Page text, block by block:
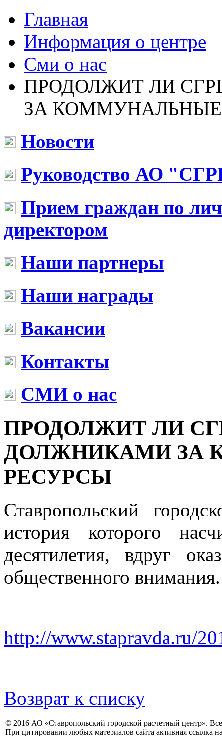
Главная
Информация о центре
Сми о нас
ПРОДОЛЖИТ ЛИ
ЗА
Новости
Руководство АО
Прием граждан по
директором
Наши партнеры
Наши награды
Вакансии
Контакты
СМИ о нас
ПРОДОЛЖИТ ЛИ
ДОЛЖНИКАМИ ЗА
РЕСУРСЫ
Ставропольский
история которого
десятилетия, вдруг
общественного внимания.
http://www.stapravda.ru/
Возврат к списку
© 2016 АО «Ставропольский городской расчетный центр».
При цитировании любых материалов сайта активная ссылка